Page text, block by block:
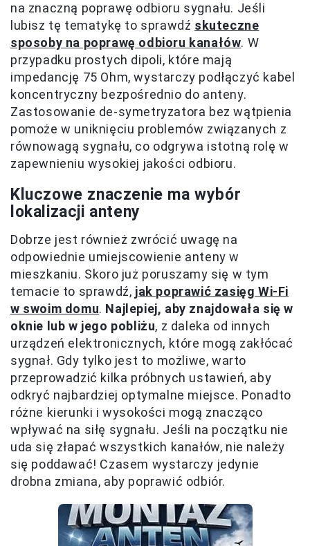
na znaczną poprawę odbioru sygnału. Jeśli
lubisz tę tematykę to sprawdź skuteczne
sposoby na poprawę odbioru kanałów. W
przypadku prostych dipoli, które mają
impedancję 75 Ohm, wystarczy podłączyć kabel
koncentryczny bezpośrednio do anteny.
Zastosowanie de-symetryzatora bez wątpienia
pomoże w uniknięciu problemów związanych z
równowagą sygnału, co odgrywa istotną rolę w
zapewnieniu wysokiej jakości odbioru.
Kluczowe znaczenie ma wybór
lokalizacji anteny
Dobrze jest również zwrócić uwagę na
odpowiednie umiejscowienie anteny w
mieszkaniu. Skoro już poruszamy się w tym
temacie to sprawdź, jak poprawić zasięg Wi-Fi
w swoim domu. Najlepiej, aby znajdowała się w
oknie lub w jego pobliżu, z daleka od innych
urządzeń elektronicznych, które mogą zakłócać
sygnał. Gdy tylko jest to możliwe, warto
przeprowadzić kilka próbnych ustawień, aby
odkryć najbardziej optymalne miejsce. Ponadto
różne kierunki i wysokości mogą znacząco
wpływać na siłę sygnału. Jeśli na początku nie
uda się złapać wszystkich kanałów, nie należy
się poddawać! Czasem wystarczy jedynie
drobna zmiana, aby poprawić odbiór.